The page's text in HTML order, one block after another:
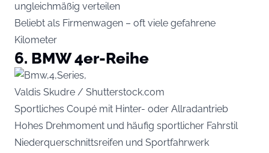
ungleichmäßig verteilen
Beliebt als Firmenwagen – oft viele gefahrene
Kilometer
6. BMW 4er-Reihe
Valdis Skudre / Shutterstock.com
Sportliches Coupé mit Hinter- oder Allradantrieb
Hohes Drehmoment und häufig sportlicher Fahrstil
Niederquerschnittsreifen und Sportfahrwerk